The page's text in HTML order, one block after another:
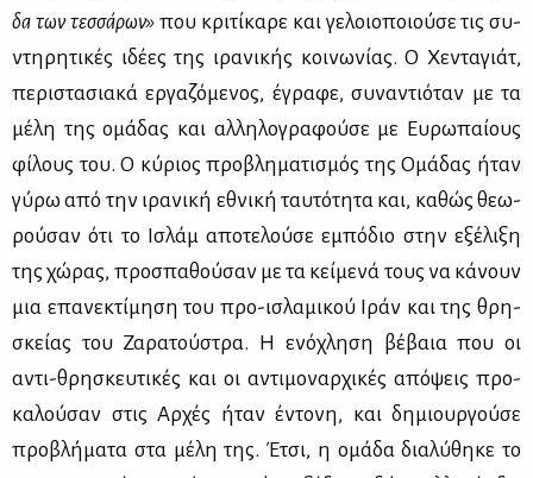
δα των τεσ­σά­ρων» που κρι­τί­κα­ρε και γε­λοιο­ποιού­σε τις συ­
ντη­ρη­τι­κές ιδέ­ες της ιρα­νι­κής κοι­νω­νί­ας. Ο Χε­ντα­γιάτ,
πε­ρι­στα­σια­κά ερ­γα­ζό­με­νος, έγρα­φε, συ­να­ντιό­ταν με τα
μέ­λη της ομά­δας και αλ­λη­λο­γρα­φού­σε με Ευ­ρω­παί­ους
φί­λους του. Ο κύ­ριος προ­βλη­μα­τι­σμός της Ομά­δας ήταν
γύ­ρω από την ιρα­νι­κή εθνι­κή ταυ­τό­τη­τα και, κα­θώς θε­ω­
ρού­σαν ότι το Ισλάμ απο­τε­λού­σε εμπό­διο στην εξέ­λι­ξη
της χώ­ρας, προ­σπα­θού­σαν με τα κεί­με­νά τους να κά­νουν
μια επα­νε­κτί­μη­ση του προ-ισλα­μι­κού Ιράν και της θρη­
σκεί­ας του Ζα­ρα­τού­στρα. Η ενό­χλη­ση βέ­βαια που οι
αντι-θρη­σκευ­τι­κές και οι αντι­μο­ναρ­χι­κές από­ψεις προ­
κα­λού­σαν στις Αρ­χές ήταν έντο­νη, και δη­μιουρ­γού­σε
προ­βλή­μα­τα στα μέ­λη της. Έτσι, η ομά­δα δια­λύ­θη­κε το